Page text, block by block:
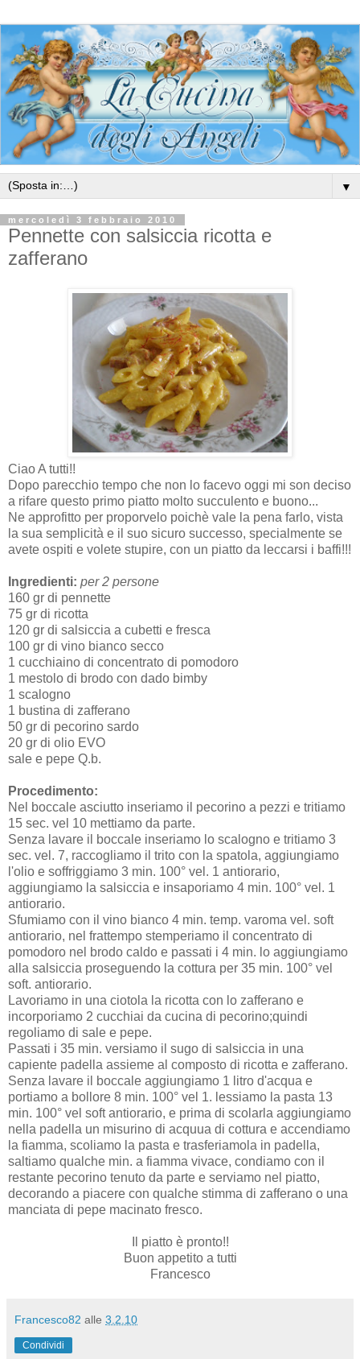
▼
mercoledì 3 febbraio 2010
Pennette con salsiccia ricotta e
zafferano
Ciao A tutti!!
Dopo parecchio tempo che non lo facevo oggi mi son deciso
a rifare questo primo piatto molto succulento e buono...
Ne approfitto per proporvelo poichè vale la pena farlo, vista
la sua semplicità e il suo sicuro successo, specialmente se
avete ospiti e volete stupire, con un piatto da leccarsi i baffi!!!
Ingredienti: per 2 persone
160 gr di pennette
75 gr di ricotta
120 gr di salsiccia a cubetti e fresca
100 gr di vino bianco secco
1 cucchiaino di concentrato di pomodoro
1 mestolo di brodo con dado bimby
1 scalogno
1 bustina di zafferano
50 gr di pecorino sardo
20 gr di olio EVO
sale e pepe Q.b.
Procedimento:
Nel boccale asciutto inseriamo il pecorino a pezzi e tritiamo
15 sec. vel 10 mettiamo da parte.
Senza lavare il boccale inseriamo lo scalogno e tritiamo 3
sec. vel. 7, raccogliamo il trito con la spatola, aggiungiamo
l'olio e soffriggiamo 3 min. 100° vel. 1 antiorario,
aggiungiamo la salsiccia e insaporiamo 4 min. 100° vel. 1
antiorario.
Sfumiamo con il vino bianco 4 min. temp. varoma vel. soft
antiorario, nel frattempo stemperiamo il concentrato di
pomodoro nel brodo caldo e passati i 4 min. lo aggiungiamo
alla salsiccia proseguendo la cottura per 35 min. 100° vel
soft. antiorario.
Lavoriamo in una ciotola la ricotta con lo zafferano e
incorporiamo 2 cucchiai da cucina di pecorino;quindi
regoliamo di sale e pepe.
Passati i 35 min. versiamo il sugo di salsiccia in una
capiente padella assieme al composto di ricotta e zafferano.
Senza lavare il boccale aggiungiamo 1 litro d'acqua e
portiamo a bollore 8 min. 100° vel 1. lessiamo la pasta 13
min. 100° vel soft antiorario, e prima di scolarla aggiungiamo
nella padella un misurino di acquua di cottura e accendiamo
la fiamma, scoliamo la pasta e trasferiamola in padella,
saltiamo qualche min. a fiamma vivace, condiamo con il
restante pecorino tenuto da parte e serviamo nel piatto,
decorando a piacere con qualche stimma di zafferano o una
manciata di pepe macinato fresco.
Il piatto è pronto!!
Buon appetito a tutti
Francesco
Francesco82 alle 3.2.10
Condividi